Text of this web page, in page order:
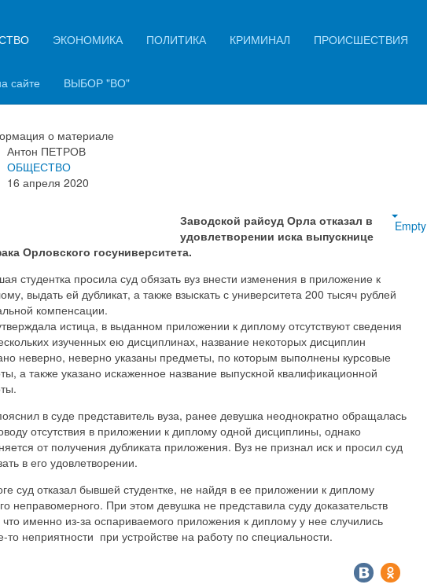
ЭКОНОМИКА ПОЛИТИКА КРИМИНАЛ ПРОИСШЕСТВИЯ
сайте ВЫБОР "ВО"
ОГУ не удалось отсудить
200 тысяч рублей
о материале
Антон ПЕТРОВ
ОБЩЕСТВО
16 апреля 2020
Empty
Заводской райсуд Орла отказал в
удовлетворении иска выпускнице
Орловского госуниверситета.
студентка просила суд обязать вуз внести изменения в приложение к
выдать ей дубликат, а также взыскать с университета 200 тысяч рублей
компенсации.
истица, в выданном приложении к диплому отсутствуют сведения
изученных ею дисциплинах, название некоторых дисциплин
неверно, неверно указаны предметы, по которым выполнены курсовые
а также указано искаженное название выпускной квалификационной
в суде представитель вуза, ранее девушка неоднократно обращалась
отсутствия в приложении к диплому одной дисциплины, однако
от получения дубликата приложения. Вуз не признал иск и просил суд
в его удовлетворении.
суд отказал бывшей студентке, не найдя в ее приложении к диплому
неправомерного. При этом девушка не представила суду доказательств
что именно из-за оспариваемого приложения к диплому у нее случились
то неприятности при устройстве на работу по специальности.